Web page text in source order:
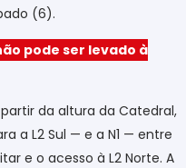
(6).
pode ser levado à
da altura da Catedral,
a L2 Sul — e a N1 — entre
e o acesso à L2 Norte. A